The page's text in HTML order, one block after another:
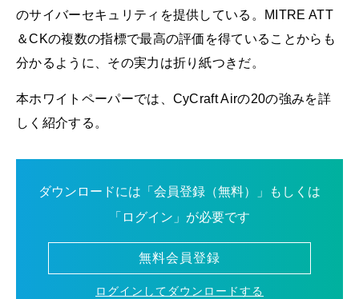
のサイバーセキュリティを提供している。MITRE ATT
＆CKの複数の指標で最高の評価を得ていることからも
分かるように、その実力は折り紙つきだ。
本ホワイトペーパーでは、CyCraft Airの20の強みを詳
しく紹介する。
ダウンロードには「会員登録（無料）」もしくは
「ログイン」が必要です
無料会員登録
ログインしてダウンロードする